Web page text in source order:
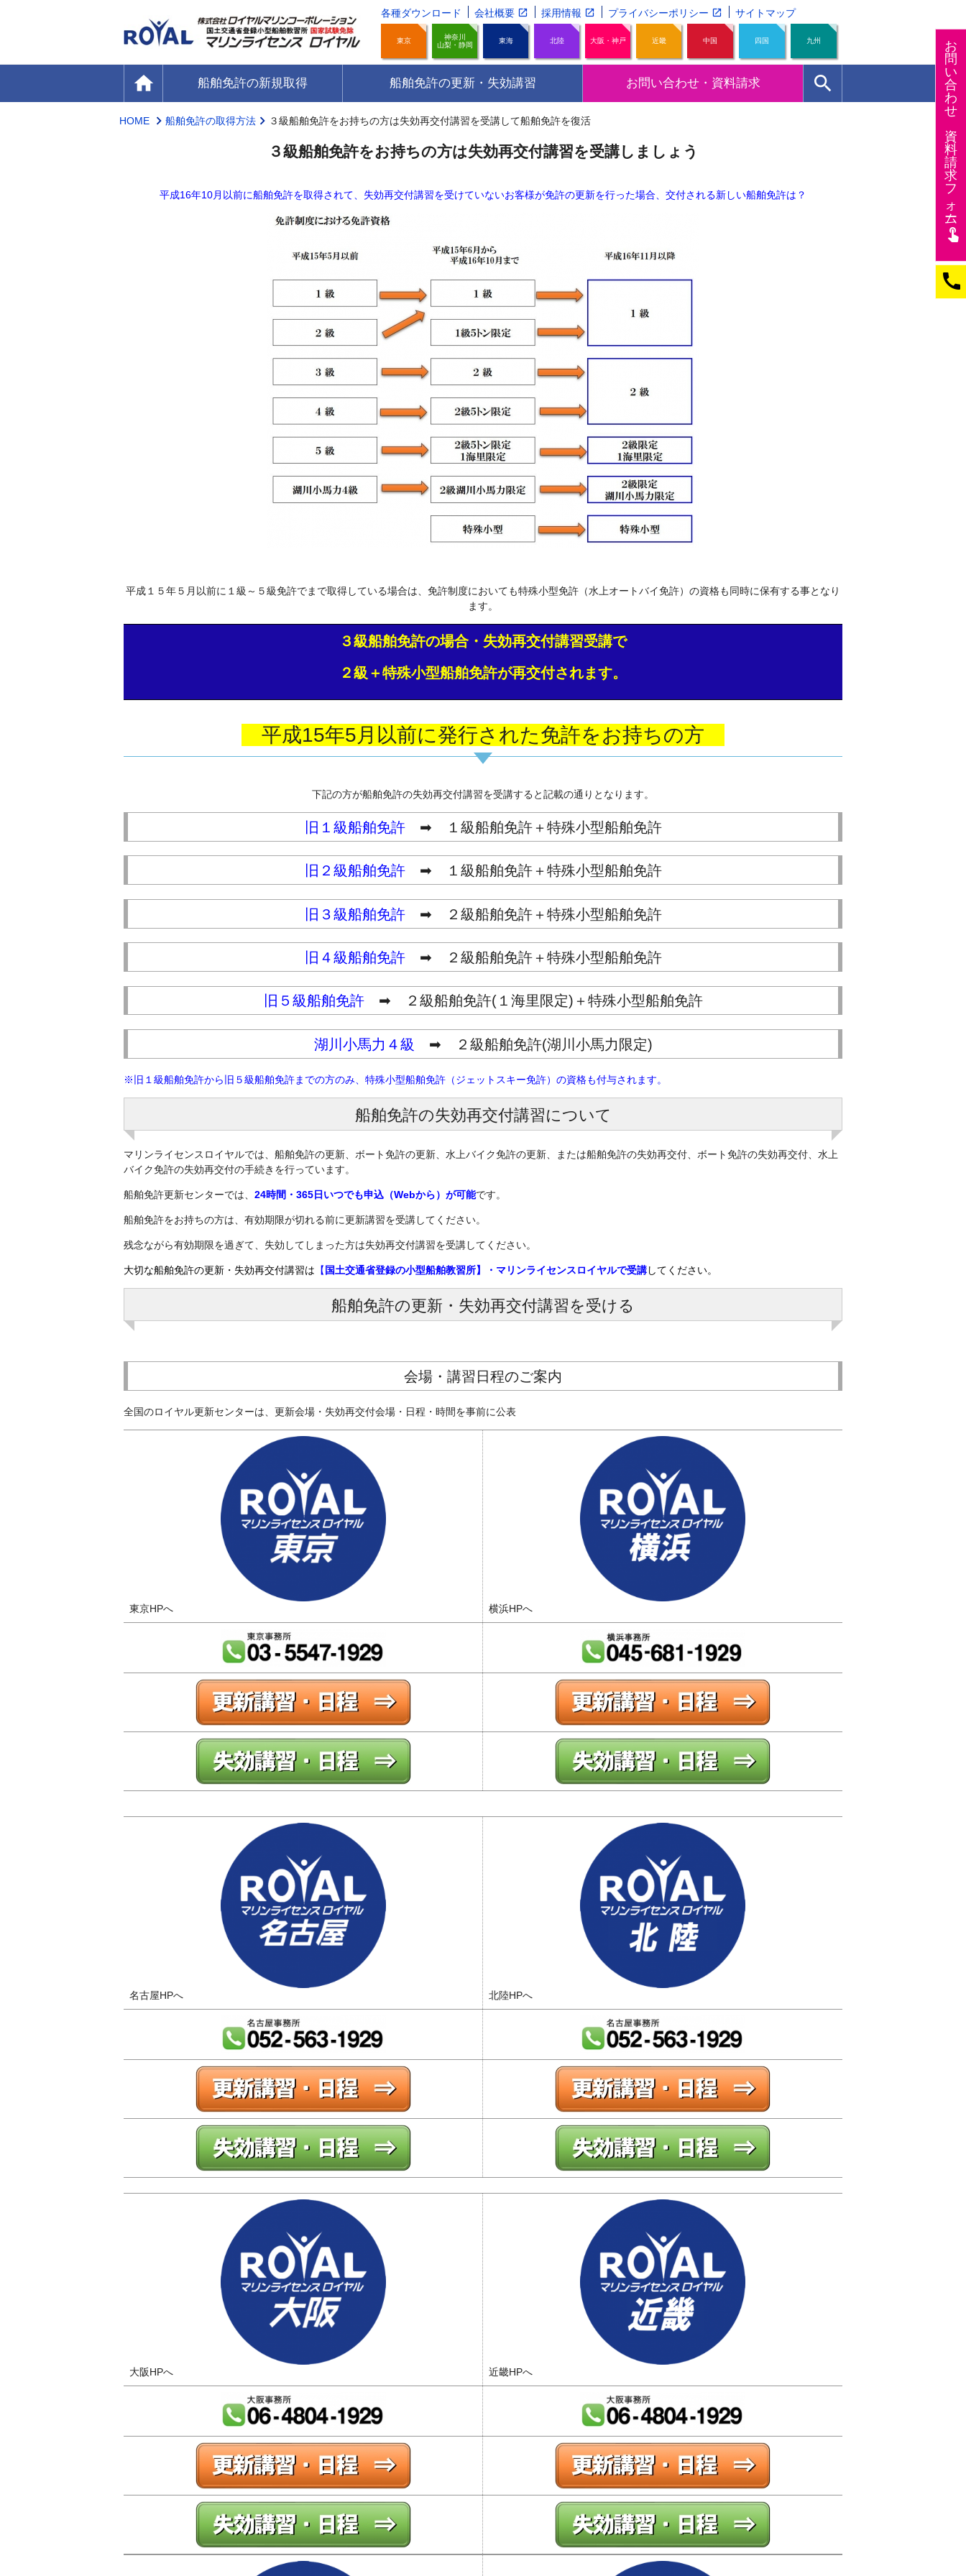
各種ダウンロード 会社概要 採用情報 プライバシーポリシー サイトマップ
東京
神奈川
山梨・静岡
東海 北陸 大阪・神戸 近畿 中国 四国 九州
home 船舶免許の新規取得 船舶免許の更新・失効講習 お問い合わせ・資料請求 search
お
問
い
合
わ
せ
資
料
請
求
フ
ォー
ム
touch_app
call
HOME 船舶免許の取得方法 ３級船舶免許をお持ちの方は失効再交付講習を受講して船舶免許を復活
３級船舶免許をお持ちの方は失効再交付講習を受講しましょう
平成16年10月以前に船舶免許を取得されて、失効再交付講習を受けていないお客様が免許の更新を行った場合、交付される新しい船舶免許は？
平成１５年５月以前に１級～５級免許でまで取得している場合は、免許制度においても特殊小型免許（水上オートバイ免許）の資格も同時に保有する事となり
ます。
３級船舶免許の場合・失効再交付講習受講で
２級＋特殊小型船舶免許が再交付されます。
平成15年5月以前に発行された免許をお持ちの方
下記の方が船舶免許の失効再交付講習を受講すると記載の通りとなります。
旧１級船舶免許➡ １級船舶免許＋特殊小型船舶免許
旧２級船舶免許➡ １級船舶免許＋特殊小型船舶免許
旧３級船舶免許➡ ２級船舶免許＋特殊小型船舶免許
旧４級船舶免許➡ ２級船舶免許＋特殊小型船舶免許
旧５級船舶免許➡ ２級船舶免許(１海里限定)＋特殊小型船舶免許
湖川小馬力４級 ➡ ２級船舶免許(湖川小馬力限定)
※旧１級船舶免許から旧５級船舶免許までの方のみ、特殊小型船舶免許（ジェットスキー免許）の資格も付与されます。
船舶免許の失効再交付講習について
マリンライセンスロイヤルでは、船舶免許の更新、ボート免許の更新、水上バイク免許の更新、または船舶免許の失効再交付、ボート免許の失効再交付、水上
バイク免許の失効再交付の手続きを行っています。
船舶免許更新センターでは、 24時間・365日いつでも申込（Webから）が可能です。
船舶免許をお持ちの方は、有効期限が切れる前に更新講習を受講してください。
残念ながら有効期限を過ぎて、失効してしまった方は失効再交付講習を受講してください。
大切な船舶免許の更新・失効再交付講習は 【 国土交通省登録の小型船舶教習所】・マリンライセンスロイヤルで受講してください。
船舶免許の更新・失効再交付講習を受ける
会場・講習日程のご案内
全国のロイヤル更新センターは、更新会場・失効再交付会場・日程・時間を事前に公表
東京HPへ 横浜HPへ
名古屋HPへ 北陸HPへ
大阪HPへ 近畿HPへ